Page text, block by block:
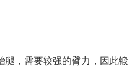
腿，需要较强的臂力，因此锻